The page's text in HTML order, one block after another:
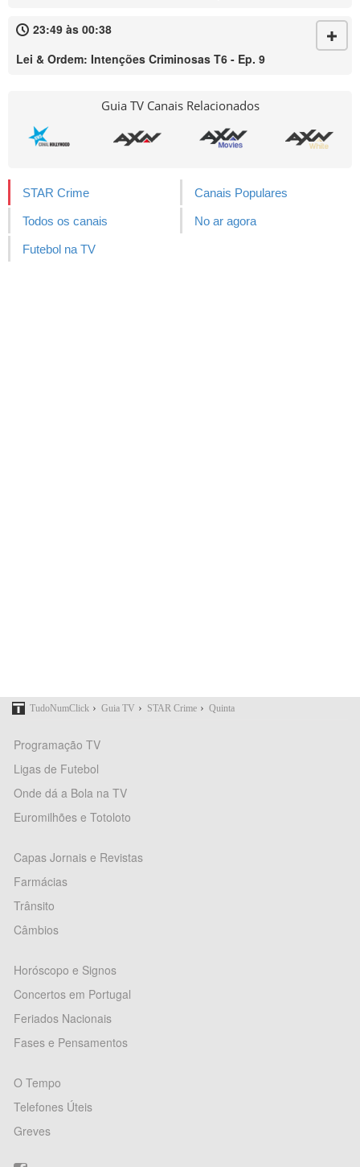
23:49 às 00:38
Lei & Ordem: Intenções Criminosas T6 - Ep. 9
Guia TV Canais Relacionados
STAR Crime Canais Populares
Todos os canais No ar agora
Futebol na TV
TudoNumClick › Guia TV › STAR Crime › Quinta
Programação TV
Ligas de Futebol
Onde dá a Bola na TV
Euromilhões e Totoloto
Capas Jornais e Revistas
Farmácias
Trânsito
Câmbios
Horóscopo e Signos
Concertos em Portugal
Feriados Nacionais
Fases e Pensamentos
O Tempo
Telefones Úteis
Greves